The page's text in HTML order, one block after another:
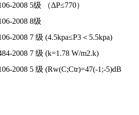
2008 5级 （ΔP≤770）
2008 8级
2008 7 级 (4.5kpa≤P3＜5.5kpa)
2008 7 级 (k=1.78 W/m2.k)
2008 5 级 (Rw(C;Ctr)=47(-1;-5)dB